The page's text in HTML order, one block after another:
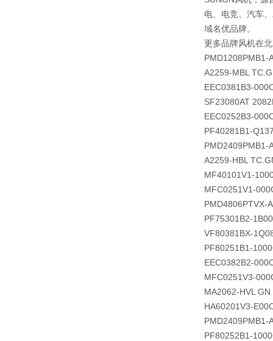
电、电竞、汽车
域名优品牌。
更多品牌风机在
PMD1208PMB1-
A2259-MBL
EEC0381B3-
SF23080AT
EEC0252B3-
PF40281B1-
PMD2409PMB1-
A2259-HBL
MF40101V1-
MFC0251V1-
PMD4806PTVX-
PF75301B2-
VF80381BX-
PF80251B1-
EEC0382B2-
MFC0251V3-
MA2062-HVL GN
HA60201V3-
PMD2409PMB1-
PF80252B1-